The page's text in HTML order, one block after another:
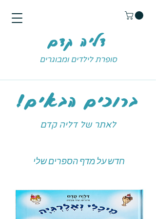
דליה קדם
סופרת לילדים ומבוגרים
ברוכים הבאים!
לאתר של דליה קדם
חדש על מדף הספרים שלי